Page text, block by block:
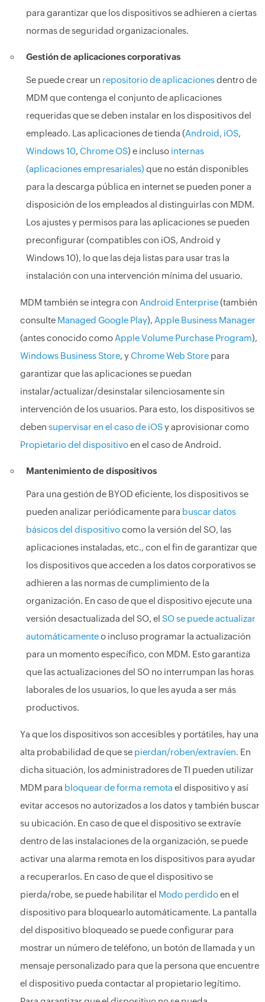
para garantizar que los dispositivos se adhieren a ciertas
normas de seguridad organizacionales.
Gestión de aplicaciones corporativas
Se puede crear un repositorio de aplicacionesdentro de
MDM que contenga el conjunto de aplicaciones
requeridas que se deben instalar en los dispositivos del
empleado. Las aplicaciones de tienda (Android , iOS,
Windows 10, Chrome OS) e incluso internas
(aplicaciones empresariales) que no están disponibles
para la descarga pública en internet se pueden poner a
disposición de los empleados al distinguirlas con MDM.
Los ajustes y permisos para las aplicaciones se pueden
preconfigurar (compatibles con iOS, Android y
Windows 10), lo que las deja listas para usar tras la
instalación con una intervención mínima del usuario.
MDM también se integra con Android Enterprise(también
consulte Managed Google Play), Apple Business Manager
(antes conocido como Apple Volume Purchase Program),
Windows Business Store, yChrome Web Storepara
garantizar que las aplicaciones se puedan
instalar/actualizar/desinstalar silenciosamente sin
intervención de los usuarios. Para esto, los dispositivos se
deben supervisar en el caso de iOSy aprovisionar como
Propietario del dispositivoen el caso de Android.
Mantenimiento de dispositivos
Para una gestión de BYOD eficiente, los dispositivos se
pueden analizar periódicamente para buscar datos
básicos del dispositivocomo la versión del SO, las
aplicaciones instaladas, etc., con el fin de garantizar que
los dispositivos que acceden a los datos corporativos se
adhieren a las normas de cumplimiento de la
organización. En caso de que el dispositivo ejecute una
versión desactualizada del SO, el SO se puede actualizar
automáticamenteo incluso programar la actualización
para un momento específico, con MDM. Esto garantiza
que las actualizaciones del SO no interrumpan las horas
laborales de los usuarios, lo que les ayuda a ser más
productivos.
Ya que los dispositivos son accesibles y portátiles, hay una
alta probabilidad de que se pierdan/roben/extravíen. En
dicha situación, los administradores de TI pueden utilizar
MDM para bloquear de forma remota el dispositivo y así
evitar accesos no autorizados a los datos y también buscar
su ubicación. En caso de que el dispositivo se extravíe
dentro de las instalaciones de la organización, se puede
activar una alarma remota en los dispositivos para ayudar
a recuperarlos. En caso de que el dispositivo se
pierda/robe, se puede habilitar el Modo perdidoen el
dispositivo para bloquearlo automáticamente. La pantalla
del dispositivo bloqueado se puede configurar para
mostrar un número de teléfono, un botón de llamada y un
mensaje personalizado para que la persona que encuentre
el dispositivo pueda contactar al propietario legítimo.